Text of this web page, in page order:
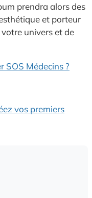
prendra alors des
et porteur
univers et de
SOS Médecins ?
vos premiers